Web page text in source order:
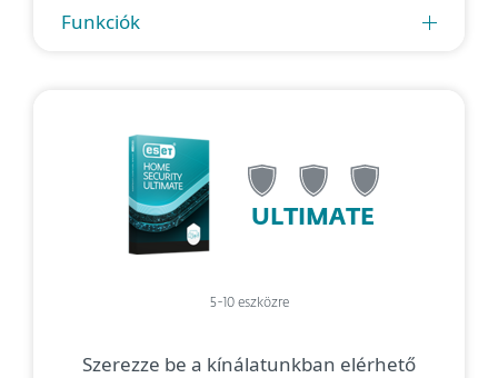
Funkciók
ULTIMATE
5-10 eszközre
Szerezze be a kínálatunkban elérhető